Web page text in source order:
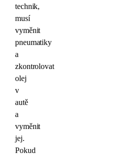
technik,
musí
vyměnit
pneumatiky
a
zkontrolovat
olej
v
autě
a
vyměnit
jej.
Pokud